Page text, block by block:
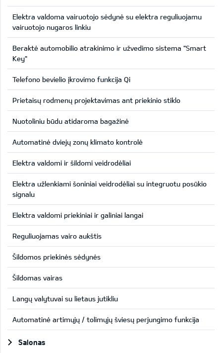
Elektra valdoma vairuotojo sėdynė su elektra reguliuojamu
vairuotojo nugaros linkiu
Beraktė automobilio atrakinimo ir užvedimo sistema "Smart
Key"
Telefono bevielio įkrovimo funkcija Qi
Prietaisų rodmenų projektavimas ant priekinio stiklo
Nuotoliniu būdu atidaroma bagažinė
Automatinė dviejų zonų klimato kontrolė
Elektra valdomi ir šildomi veidrodėliai
Elektra užlenkiami šoniniai veidrodėliai su integruotu posūkio
signalu
Elektra valdomi priekiniai ir galiniai langai
Reguliuojamas vairo aukštis
Šildomos priekinės sėdynės
Šildomas vairas
Langų valytuvai su lietaus jutikliu
Automatinė artimųjų / tolimųjų šviesų perjungimo funkcija
Salonas